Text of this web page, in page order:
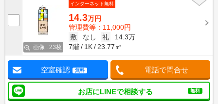
画像 : 23枚
インターネット無料
14.3万円
管理費等：11,000円
敷
なし 礼
14.3万
7階
1K 23.77㎡
空室確認 無料 電話で問合せ
お店にLINEで相談する 無料